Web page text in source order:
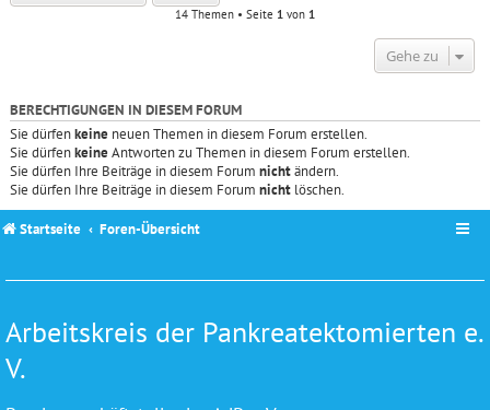
14 Themen • Seite 1 von 1
Gehe zu
BERECHTIGUNGEN IN DIESEM FORUM
Sie dürfenkeine neuen Themen in diesem Forum erstellen.
Sie dürfenkeineAntworten zu Themen in diesem Forum erstellen.
Sie dürfen Ihre Beiträge in diesem Forum nichtändern.
Sie dürfen Ihre Beiträge in diesem Forum nicht löschen.
Startseite Foren-Übersicht
Arbeitskreis der Pankreatektomierten e.
V.